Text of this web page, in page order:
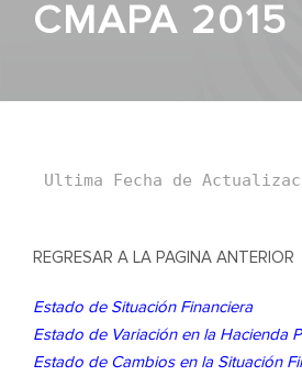
CMAPA 2015
Ultima Fecha de
REGRESAR A LA PAGINA ANTERIOR
Estado de Situación Financiera
Estado de Variación en la Hacienda
Estado de Cambios en la Situación